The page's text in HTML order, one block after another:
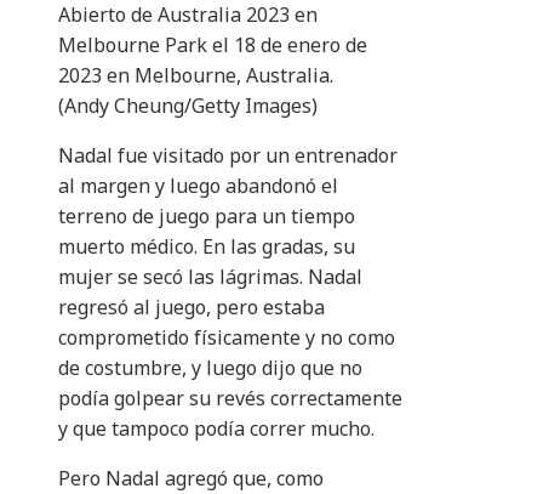
Abierto de Australia 2023 en
Melbourne Park el 18 de enero de
2023 en Melbourne, Australia.
(Andy Cheung/Getty Images)
Nadal fue visitado por un entrenador
al margen y luego abandonó el
terreno de juego para un tiempo
muerto médico. En las gradas, su
mujer se secó las lágrimas. Nadal
regresó al juego, pero estaba
comprometido físicamente y no como
de costumbre, y luego dijo que no
podía golpear su revés correctamente
y que tampoco podía correr mucho.
Pero Nadal agregó que, como